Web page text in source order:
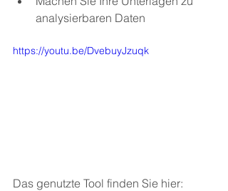
analysierbaren Daten
https://youtu.be/DvebuyJzuqk
Das genutzte Tool finden Sie hier: